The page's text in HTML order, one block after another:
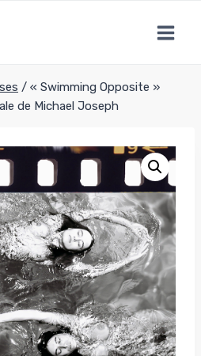
/ « Swimming Opposite »
de Michael Joseph